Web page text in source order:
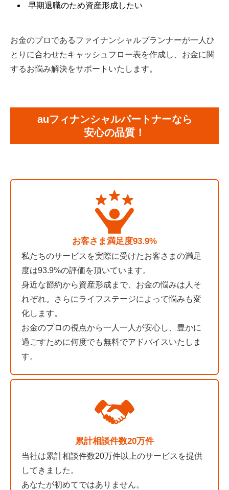
早期退職のため資産形成したい
お金のプロであるファイナンシャルプランナーが一人ひ
とりに合わせたキャッシュフロー表を作成し、お金に関
するお悩み解決をサポートいたします。
auフィナンシャルパートナーなら
安心の品質！
お客さま満足度93.9%
私たちのサービスを実際に受けたお客さまの満足
度は93.9%の評価を頂いています。
身近な節約から資産形成まで、お金の悩みは人そ
れぞれ。さらにライフステージによって悩みも変
化します。
お金のプロの視点から一人一人が安心し、豊かに
過ごすために何度でも無料でアドバイスいたしま
す。
累計相談件数20万件
当社は累計相談件数20万件以上のサービスを提供
してきました。
あなたが初めてではありません。